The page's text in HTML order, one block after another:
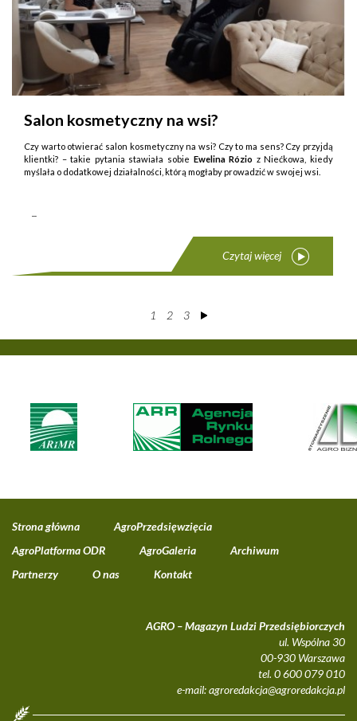
Salon kosmetyczny na wsi?
Czy warto otwierać salon kosmetyczny na wsi? Czy to ma sens? Czy przyjdą
klientki? – takie py­tania stawiała sobie Ewelina Rózio z Niećkowa, kiedy
myślała o dodatkowej działalności, którą mogłaby prowadzić w swojej wsi.
Czytaj więcej
1 2 3
Strona główna
AgroPrzedsięwzięcia
AgroPlatforma ODR
AgroGaleria
Archiwum
Partnerzy
O nas Kontakt
AGRO – Magazyn Ludzi Przedsiębiorczych
ul. Wspólna 30
00-930 Warszawa
tel. 0 600 079 010
e-mail:agroredakcja@agroredakcja.pl